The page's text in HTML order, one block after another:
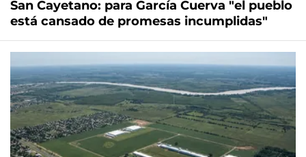
San Cayetano: para García Cuerva "el pueblo
está cansado de promesas incumplidas"